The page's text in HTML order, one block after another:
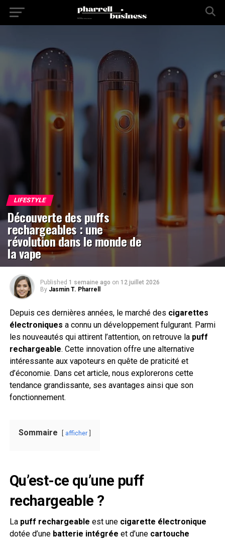
LIFESTYLE
Découverte des puffs
rechargeables : une
révolution dans le monde de
la vape
Published 1 semaine ago on 12 juillet 2026
By Jasmin T. Pharrell
Depuis ces dernières années, le marché des cigarettes
électroniques a connu un développement fulgurant. Parmi
les nouveautés qui attirent l’attention, on retrouve la puff
rechargeable. Cette innovation offre une alternative
intéressante aux vapoteurs en quête de praticité et
d’économie. Dans cet article, nous explorerons cette
tendance grandissante, ses avantages ainsi que son
fonctionnement.
Sommaire afficher
Qu’est-ce qu’une puff
rechargeable ?
La puff rechargeable est une cigarette électronique
dotée d’une batterie intégrée et d’une cartouche